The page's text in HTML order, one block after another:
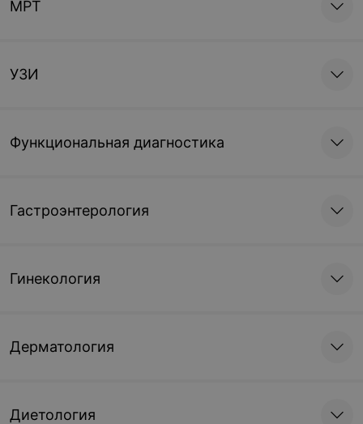
МРТ
УЗИ
Функциональная диагностика
Гастроэнтерология
Гинекология
Дерматология
Диетология